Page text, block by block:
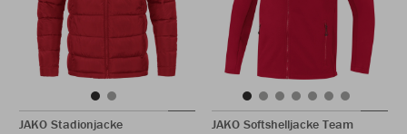
JAKO Stadionjacke
JAKO Softshelljacke Team